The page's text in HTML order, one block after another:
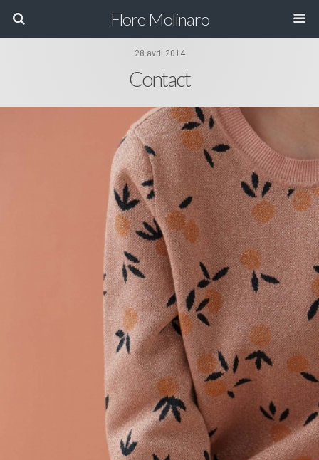
Flore Molinaro
28 avril 2014
Contact